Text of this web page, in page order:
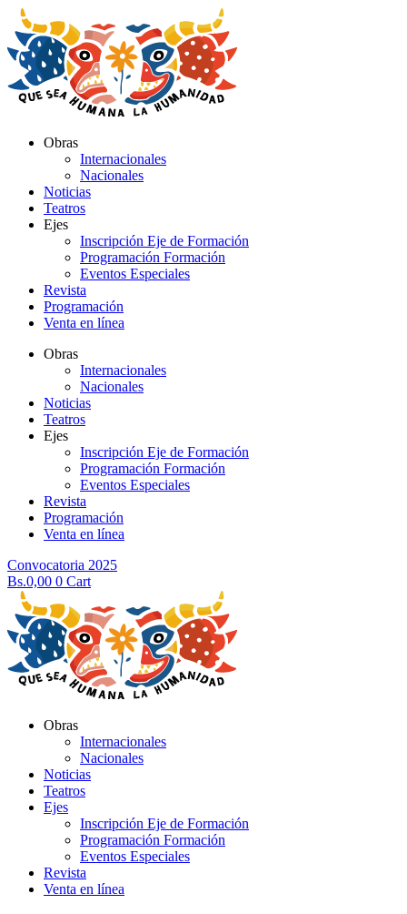
al
contenido
Obras
Internacionales
Nacionales
Noticias
Teatros
Ejes
Inscripción Eje de Formación
Programación Formación
Eventos Especiales
Revista
Programación
Venta en línea
Obras
Internacionales
Nacionales
Noticias
Teatros
Ejes
Inscripción Eje de Formación
Programación Formación
Eventos Especiales
Revista
Programación
Venta en línea
Convocatoria 2025
Bs.0,00 0 Cart
Obras
Internacionales
Nacionales
Noticias
Teatros
Ejes
Inscripción Eje de Formación
Programación Formación
Eventos Especiales
Revista
Venta en línea